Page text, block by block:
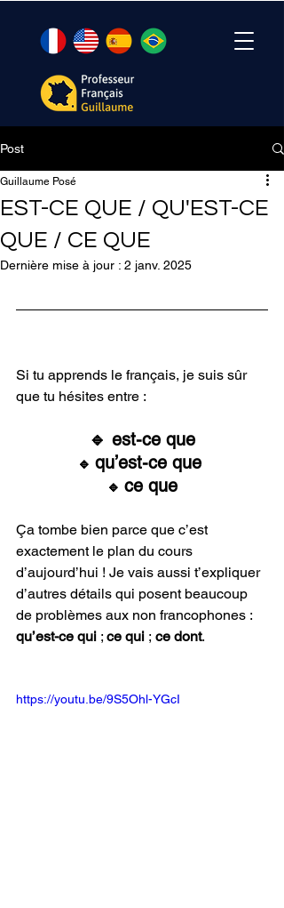
Post
EST-CE QUE / QU'EST-CE
QUE / CE QUE
Guillaume Posé
Dernière mise à jour : 2 janv. 2025
Si tu apprends le français, je suis sûr
que tu hésites entre :
🔹 est-ce que
🔹 qu’est-ce que
🔹 ce que
Ça tombe bien parce que c’est
exactement le plan du cours
d’aujourd’hui ! Je vais aussi t’expliquer
d’autres détails qui posent beaucoup
de problèmes aux non francophones :
qu’est-ce qui ; ce qui ; ce dont.
https://youtu.be/9S5Ohl-YGcI